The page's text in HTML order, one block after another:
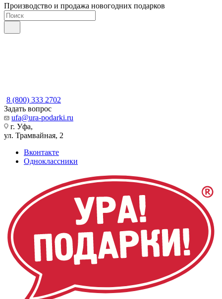
Производство и продажа новогодних подарков
8 (800) 333 2702
Задать вопрос
ufa@ura-podarki.ru
г. Уфа,
ул. Трамвайная, 2
Вконтакте
Одноклассники